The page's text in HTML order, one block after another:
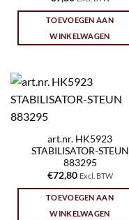
TOEVOEGEN AAN
WINKELWAGEN
art.nr. HK5923
STABILISATOR-STEUN
883295
€72,80 Excl. BTW
TOEVOEGEN AAN
WINKELWAGEN